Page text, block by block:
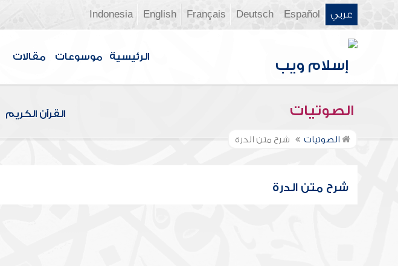
عربي Español
Deutsch
Français
English
Indonesia
الرئيسية موسوعات مقالات
الصوتيات القرآن الكريم
الصوتيات شرح متن الدرة
شرح متن الدرة